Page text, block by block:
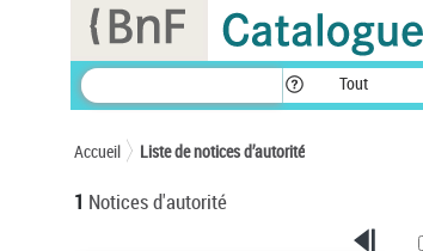
Tout
Accueil Liste de notices d’autorité
1 Notices d'autorité
Panneau de gestion des cookies